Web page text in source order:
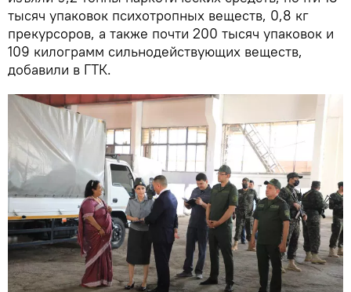
тысяч упаковок психотропных веществ, 0,8 кг
прекурсоров, а также почти 200 тысяч упаковок и
109 килограмм сильнодействующих веществ,
добавили в ГТК.